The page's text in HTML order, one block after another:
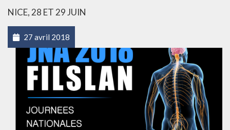
NICE, 28 ET 29 JUIN
27 avril 2018